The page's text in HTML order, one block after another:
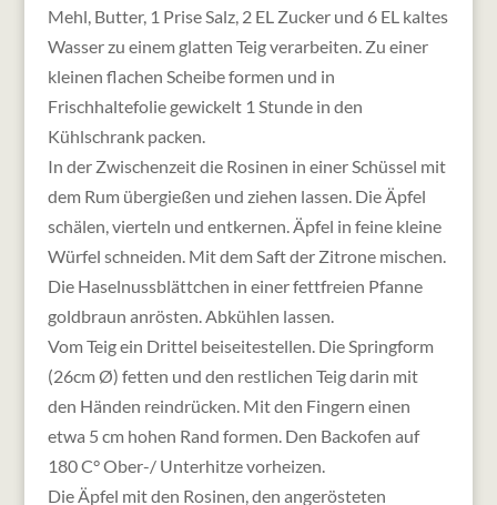
Mehl, Butter, 1 Prise Salz, 2 EL Zucker und 6 EL kaltes
Wasser zu einem glatten Teig verarbeiten. Zu einer
kleinen flachen Scheibe formen und in
Frischhaltefolie gewickelt 1 Stunde in den
Kühlschrank packen.
In der Zwischenzeit die Rosinen in einer Schüssel mit
dem Rum übergießen und ziehen lassen. Die Äpfel
schälen, vierteln und entkernen. Äpfel in feine kleine
Würfel schneiden. Mit dem Saft der Zitrone mischen.
Die Haselnussblättchen in einer fettfreien Pfanne
goldbraun anrösten. Abkühlen lassen.
Vom Teig ein Drittel beiseitestellen. Die Springform
(26cm Ø) fetten und den restlichen Teig darin mit
den Händen reindrücken. Mit den Fingern einen
etwa 5 cm hohen Rand formen. Den Backofen auf
180 C° Ober-/ Unterhitze vorheizen.
Die Äpfel mit den Rosinen, den angerösteten